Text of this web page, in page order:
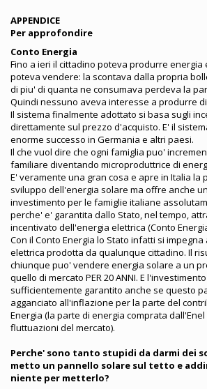
APPENDICE
Per approfondire
Conto Energia
Fino a ieri il cittadino poteva produrre energia
poteva vendere: la scontava dalla propria
di piu' di quanta ne consumava perdeva la
Quindi nessuno aveva interesse a produrre
Il sistema finalmente adottato si basa sugli
direttamente sul prezzo d'acquisto. E' il
enorme successo in Germania e altri paesi.
Il che vuol dire che ogni famiglia puo'
familiare diventando microproduttrice di
E' veramente una gran cosa e apre in Italia la
sviluppo dell'energia solare ma offre anche
investimento per le famiglie italiane
perche' e' garantita dallo Stato, nel tempo,
incentivato dell'energia elettrica (Conto
Con il Conto Energia lo Stato infatti si
elettrica prodotta da qualunque cittadino. Il
chiunque puo' vendere energia solare a un
quello di mercato PER 20 ANNI. E
sufficientemente garantito anche se questo
agganciato all'inflazione per la parte del
Energia (la parte di energia comprata
fluttuazioni del mercato).
Perche' sono tanto stupidi da darmi dei
metto un pannello solare sul tetto e
niente per metterlo?